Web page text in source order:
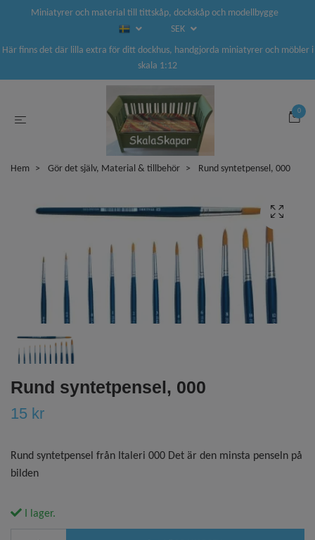
Miniatyrer och material till tittskåp, dockskåp och modellbygge
SEK
Här finns det där lilla extra för ditt dockhus, handgjorda miniatyrer och möbler i
skala 1:12
0
Hem Gör det själv, Material & tillbehör Rund syntetpensel, 000
Rund syntetpensel, 000
15 kr
Rund syntetpensel från Italeri 000 Det är den minsta penseln på
bilden
I lager.